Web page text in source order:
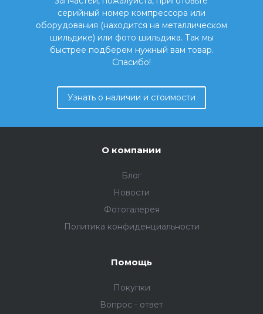
серийный номер компрессора или
оборудования (находится на металлическом
шильдике) или фото шильдика. Так мы
быстрее подберем нужный вам товар.
Спасибо!
Узнать о наличии и стоимости
О компании
Блог
Новости
Фотогалерея
Политика конфиденциальности
Помощь
Покупки
Вопрос - ответ